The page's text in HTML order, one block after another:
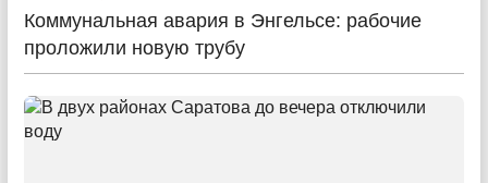
Коммунальная авария в Энгельсе: рабочие
проложили новую трубу